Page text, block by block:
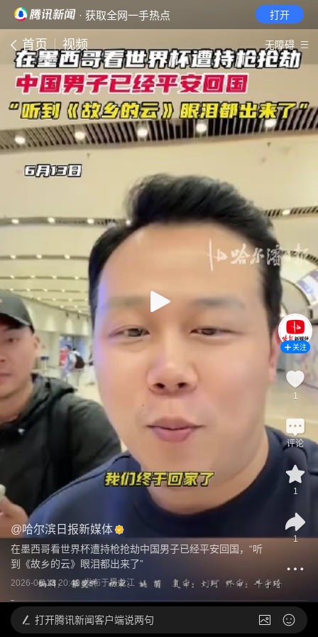
· 获取全网一手热点 打开
首页 视频 无障碍
@哈尔滨日报新媒体
在墨西哥看世界杯遭持枪抢劫中国男子已经平安回国，“听
到《故乡的云》眼泪都出来了”
2026-06-13 20:49 发布于黑龙江
关注
1
评论
1
1
打开腾讯新闻客户端说两句